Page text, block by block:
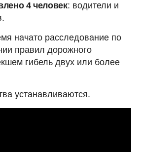
4 человек: водители и
начато расследование по
правил дорожного
гибель двух или более
устанавливаются.